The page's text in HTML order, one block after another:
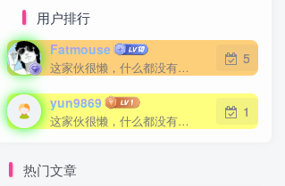
用户排行
Fatmouse
这家伙很懒，什么都没有写...
5
yun9869
这家伙很懒，什么都没有写...
1
热门文章
Fatmouse
这家伙很懒，什么都没有写...
5
yun9869
这家伙很懒，什么都没有写...
1